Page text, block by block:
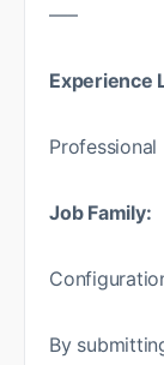
—–
Experience
Professional
Job Family:
By